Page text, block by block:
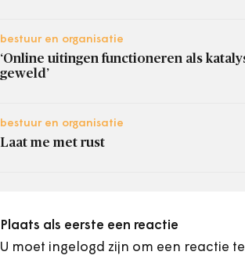
bestuur en organisatie
‘Online uitingen functioneren als
geweld’
bestuur en organisatie
Laat me met rust
Plaats als eerste een reactie
U moet ingelogd zijn om een reactie